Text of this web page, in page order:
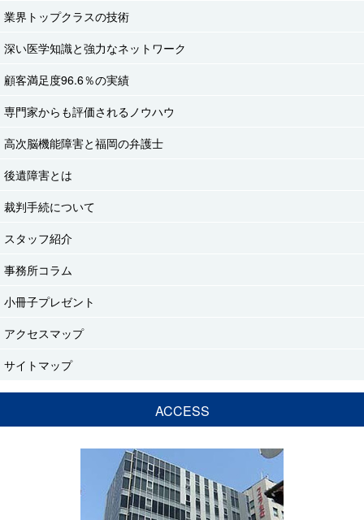
業界トップクラスの技術
深い医学知識と強力なネットワーク
顧客満足度96.6％の実績
専門家からも評価されるノウハウ
高次脳機能障害と福岡の弁護士
後遺障害とは
裁判手続について
スタッフ紹介
事務所コラム
小冊子プレゼント
アクセスマップ
サイトマップ
ACCESS